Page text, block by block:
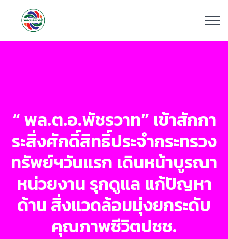
“ พล.ต.อ.พัชรวาท” เข้าสักกา
ระสิ่งศักดิ์สิทธิ์ประจำกระทรวง
ทรัพย์ฯวันแรก เดินหน้าบูรณา
หน่วยงาน รุกดูแล แก้ปัญหา
ด้าน สิ่งแวดล้อมมุ่งยกระดับ
คุณภาพชีวิตปชช.